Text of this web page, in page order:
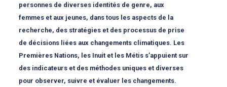
personnes de diverses identités de genre, aux
femmes et aux jeunes, dans tous les aspects de la
recherche, des stratégies et des processus de prise
de décisions liées aux changements climatiques. Les
Premières Nations, les Inuit et les Métis s’appuient sur
des indicateurs et des méthodes uniques et diverses
pour observer, suivre et évaluer les changements.